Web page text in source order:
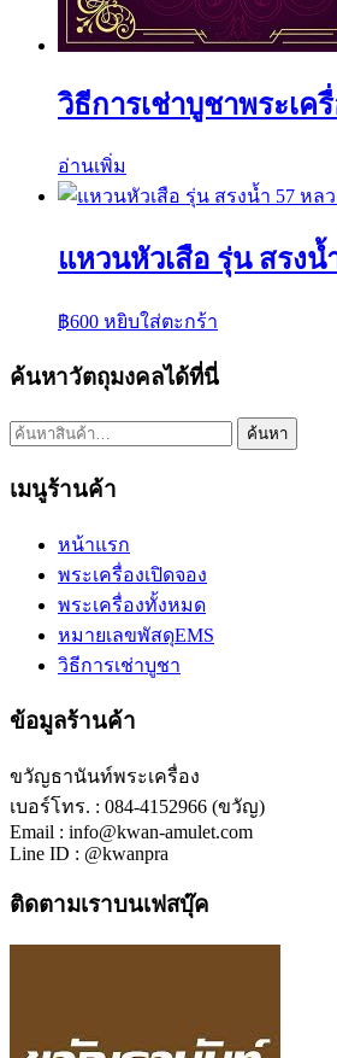
วิธีการเช่าบูชาพระเค
อ่านเพิ่ม
แหวนหัวเสือ รุ่น สรง
฿600 หยิบใส่ตะกร้า
ค้นหาวัตถุมงคลได้ที่นี่
ค้นหา: ค้นหา
เมนูร้านค้า
หน้าแรก
พระเครื่องเปิดจอง
พระเครื่องทั้งหมด
หมายเลขพัสดุEMS
วิธีการเช่าบูชา
ข้อมูลร้านค้า
ขวัญธานันท์พระเครื่อง
เบอร์โทร. : 084-4152966 (ขวัญ)
Email : info@kwan-amulet.com
Line ID : @kwanpra
ติดตามเราบนเฟสบุ๊ค